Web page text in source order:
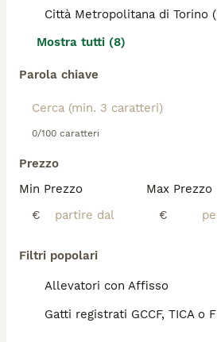
Città Metropolitana di Torino
Mostra tutti (8)
Parola chiave
0/100 caratteri
Prezzo
Min Prezzo
€
Max Prezzo
€
Filtri popolari
Allevatori con Affisso
Gatti registrati GCCF, TICA o